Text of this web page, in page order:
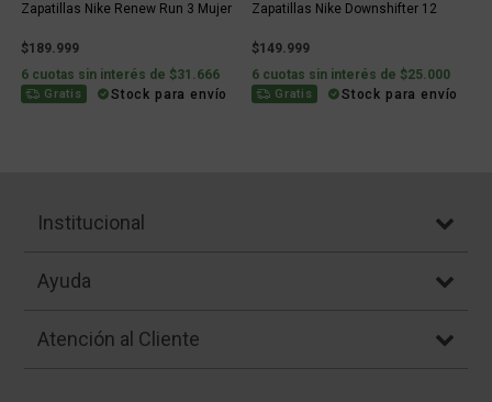
Zapatillas Nike Renew Run 3 Mujer
$189.999
6 cuotas sin interés de $31.666
Gratis Stock para envío
Zapatillas Nike Downshifter 12
$149.999
6 cuotas sin interés de $25.000
Gratis Stock para envío
Institucional
Ayuda
Atención al Cliente